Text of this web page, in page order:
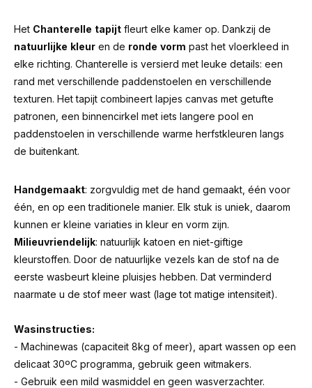
Het Chanterelle tapijt fleurt elke kamer op. Dankzij de
natuurlijke kleur en de ronde vorm past het vloerkleed in
elke richting. Chanterelle is versierd met leuke details: een
rand met verschillende paddenstoelen en verschillende
texturen. Het tapijt combineert lapjes canvas met getufte
patronen, een binnencirkel met iets langere pool en
paddenstoelen in verschillende warme herfstkleuren langs
de buitenkant.
Handgemaakt: zorgvuldig met de hand gemaakt, één voor
één, en op een traditionele manier. Elk stuk is uniek, daarom
kunnen er kleine variaties in kleur en vorm zijn.
Milieuvriendelijk: natuurlijk katoen en niet-giftige
kleurstoffen. Door de natuurlijke vezels kan de stof na de
eerste wasbeurt kleine pluisjes hebben. Dat verminderd
naarmate u de stof meer wast (lage tot matige intensiteit).
Wasinstructies:
- Machinewas (capaciteit 8kg of meer), apart wassen op een
delicaat 30ºC programma, gebruik geen witmakers.
- Gebruik een mild wasmiddel en geen wasverzachter.